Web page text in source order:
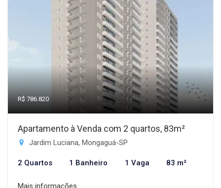
R$ 786.820
Apartamento à Venda com 2 quartos, 83m²
Jardim Luciana, Mongaguá-SP
2 Quartos 1 Banheiro 1 Vaga 83 m²
Mais informações